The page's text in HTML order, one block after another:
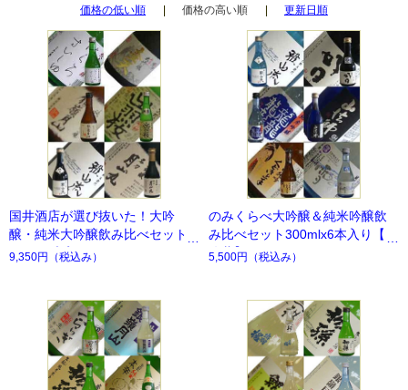
価格の低い順 価格の高い順 更新日順
国井酒店が選び抜いた！大吟
醸・純米大吟醸飲み比べセット3
00mlx6本入り
9,350円 （税込み）
のみくらべ大吟醸＆純米吟醸飲
み比べセット300mlx6本入り【要
冷蔵】
5,500円 （税込み）